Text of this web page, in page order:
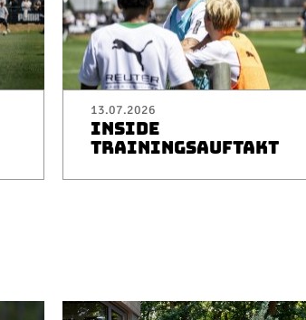
13.07.2026
INSIDE
TRAININGSAUFTAKT